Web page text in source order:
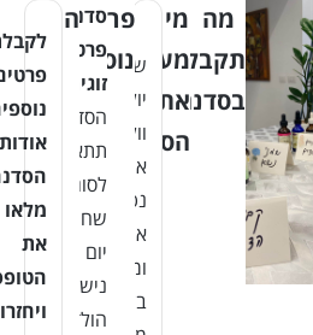
מה
תקבלו
בסדנה
מי
מעביר
את
הסדנה?
שמי
יולי
וולושין,
אני
נטורופתית,
ארומתרפיסטית
ומטפלת
בצמחי
פרטים
נוספים
סדנה
פרטית
זוגית
הסדנה
תתאים
לסוג
שחוגג
יום
נישואין/יום
הולדת
הרשמה
אודות
מלאו
את
ויחזרו